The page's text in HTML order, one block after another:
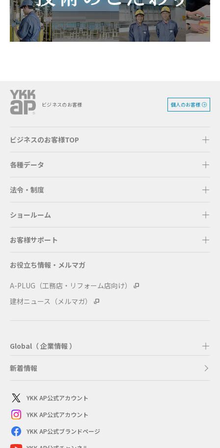
ビジネスのお客様 個人のお客様
ビジネスのお客様TOP
各種データ
法令・制度
ショールーム
お客様サポート
お役立ち情報・メルマガ
A-PLUG（工務店・リフォーム店向け）
建材ニュース（メルマガ）
Global（ 企業情報 ）
新着情報
YKK AP公式アカウント
YKK AP公式アカウント
YKK AP公式ブランドページ